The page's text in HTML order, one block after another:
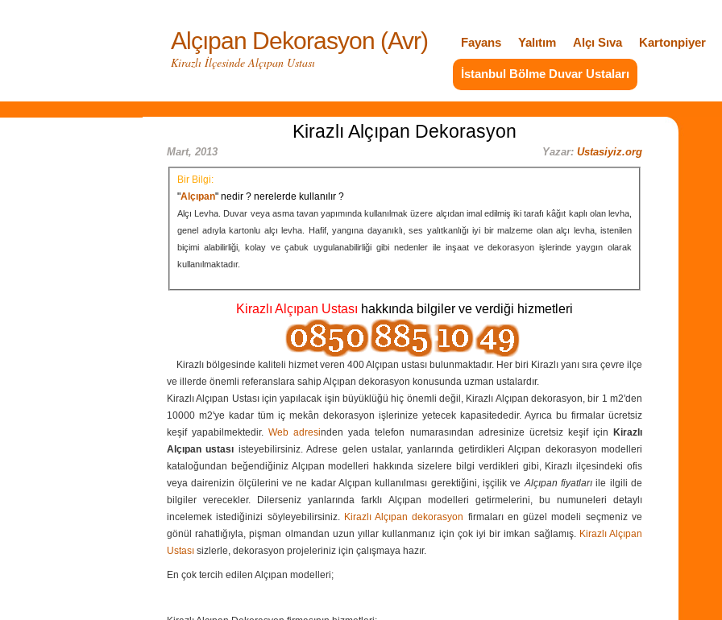
Alçıpan Dekorasyon (Avr)
Kirazlı İlçesinde Alçıpan Ustası
Fayans Yalıtım Alçı Sıva Kartonpiyer
İstanbul Bölme Duvar Ustaları
Kirazlı Alçıpan Dekorasyon
Mart, 2013 Yazar: Ustasiyiz.org
Bir Bilgi:
"Alçıpan" nedir ? nerelerde kullanılır ?
Alçı Levha. Duvar veya asma tavan yapımında kullanılmak üzere alçıdan imal edilmiş iki tarafı kâğıt kaplı olan levha,
genel adıyla kartonlu alçı levha. Hafif, yangına dayanıklı, ses yalıtkanlığı iyi bir malzeme olan alçı levha, istenilen
biçimi alabilirliği, kolay ve çabuk uygulanabilirliği gibi nedenler ile inşaat ve dekorasyon işlerinde yaygın olarak
kullanılmaktadır.
Kirazlı Alçıpan Ustası hakkında bilgiler ve verdiği hizmetleri
Kirazlı bölgesinde kaliteli hizmet veren 400 Alçıpan ustası bulunmaktadır. Her biri Kirazlı yanı sıra çevre ilçe
ve illerde önemli referanslara sahip Alçıpan dekorasyon konusunda uzman ustalardır.
Kirazlı Alçıpan Ustası için yapılacak işin büyüklüğü hiç önemli değil, Kirazlı Alçıpan dekorasyon, bir 1 m2'den
10000 m2'ye kadar tüm iç mekân dekorasyon işlerinize yetecek kapasitededir. Ayrıca bu firmalar ücretsiz
keşif yapabilmektedir.Web adresinden yadatelefon numarasından adresinize ücretsiz keşif içinKirazlı
Alçıpan ustası isteyebilirsiniz. Adrese gelen ustalar, yanlarında getirdikleri Alçıpan dekorasyon modelleri
kataloğundan beğendiğiniz Alçıpan modelleri hakkında sizelere bilgi verdikleri gibi, Kirazlı ilçesindeki ofis
veya dairenizin ölçülerini ve ne kadar Alçıpan kullanılması gerektiğini, işçilik ve Alçıpan fiyatları ile ilgili de
bilgiler verecekler. Dilerseniz yanlarında farklı Alçıpan modelleri getirmelerini, bu numuneleri detaylı
incelemek istediğinizi söyleyebilirsiniz. Kirazlı Alçıpan dekorasyon firmaları en güzel modeli seçmeniz ve
gönül rahatlığıyla, pişman olmandan uzun yıllar kullanmanız için çok iyi bir imkan sağlamış. Kirazlı Alçıpan
Ustası sizlerle, dekorasyon projeleriniz için çalışmaya hazır.
En çok tercih edilen Alçıpan modelleri;